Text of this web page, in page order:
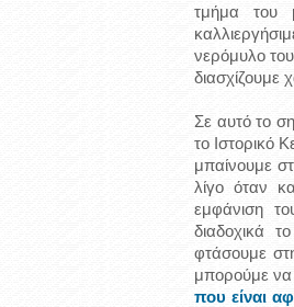
τμήμα του
νερόμυλο
διασχίζουμε
Σε αυτό το
το Ιστορικό
μπαίνουμε
λίγο όταν
εμφάνιση
διαδοχικά
φτάσουμε
μπορούμε να
που είναι